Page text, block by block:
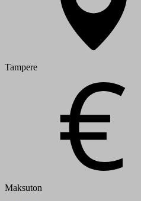
Tampere
Maksuton